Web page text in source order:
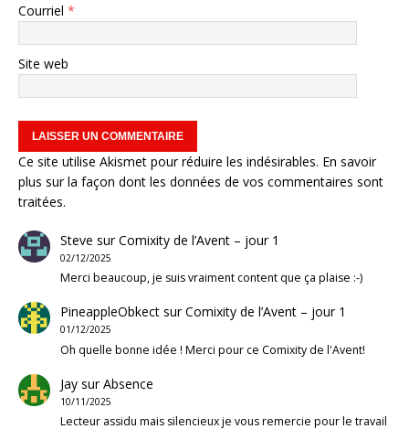
Courriel *
Site web
Ce site utilise Akismet pour réduire les indésirables. En savoir
plus sur la façon dont les données de vos commentaires sont
traitées.
Steve surComixity de l’Avent – jour 1
02/12/2025
Merci beaucoup, je suis vraiment content que ça plaise :-)
PineappleObkectsurComixity de l’Avent – jour 1
01/12/2025
Oh quelle bonne idée ! Merci pour ce Comixity de l'Avent!
JaysurAbsence
10/11/2025
Lecteur assidu mais silencieux je vous remercie pour le travail